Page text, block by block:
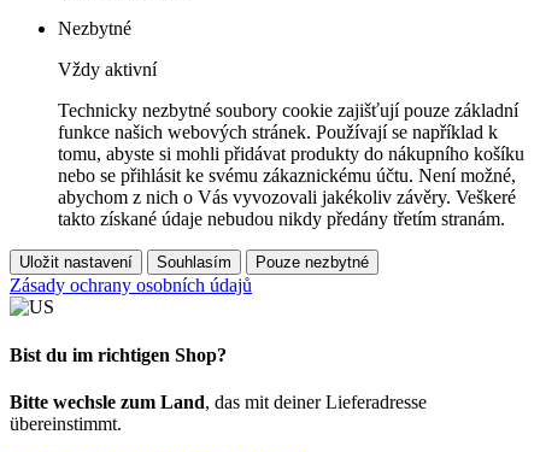
Nezbytné
Vždy aktivní
Technicky nezbytné soubory cookie zajišťují pouze základní
funkce našich webových stránek. Používají se například k
tomu, abyste si mohli přidávat produkty do nákupního košíku
nebo se přihlásit ke svému zákaznickému účtu. Není možné,
abychom z nich o Vás vyvozovali jakékoliv závěry. Veškeré
takto získané údaje nebudou nikdy předány třetím stranám.
Uložit nastavení Souhlasím Pouze nezbytné
Zásady ochrany osobních údajů
Bist du im richtigen Shop?
Bitte wechsle zum Land, das mit deiner Lieferadresse
übereinstimmt.